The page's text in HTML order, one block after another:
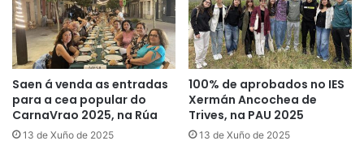
Saen á venda as entradas
para a cea popular do
CarnaVrao 2025, na Rúa
13 de Xuño de 2025
100% de aprobados no IES
Xermán Ancochea de
Trives, na PAU 2025
13 de Xuño de 2025